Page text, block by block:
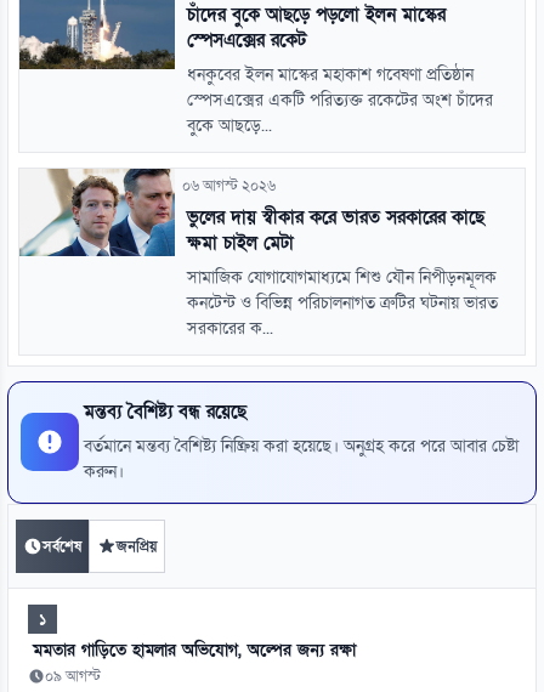
চাঁদের বুকে আছড়ে পড়লো ইলন মাস্কের
স্পেসএক্সের রকেট
ধনকুবের ইলন মাস্কের মহাকাশ গবেষণা প্রতিষ্ঠান
স্পেসএক্সের একটি পরিত্যক্ত রকেটের অংশ চাঁদের
বুকে আছড়ে...
০৬ আগস্ট ২০২৬
ভুলের দায় স্বীকার করে ভারত সরকারের কাছে
ক্ষমা চাইল মেটা
সামাজিক যোগাযোগমাধ্যমে শিশু যৌন নিপীড়নমূলক
কনটেন্ট ও বিভিন্ন পরিচালনাগত ত্রুটির ঘটনায় ভারত
সরকারের ক...
মন্তব্য বৈশিষ্ট্য বন্ধ রয়েছে
বর্তমানে মন্তব্য বৈশিষ্ট্য নিষ্ক্রিয় করা হয়েছে। অনুগ্রহ করে পরে আবার চেষ্টা
করুন।
সর্বশেষ জনপ্রিয়
১
মমতার গাড়িতে হামলার অভিযোগ, অল্পের জন্য রক্ষা
০৯ আগস্ট